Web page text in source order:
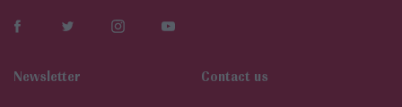
Newsletter Contact us